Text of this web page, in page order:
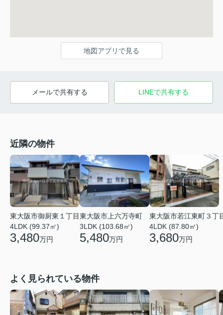
地図アプリで見る
メールで共有する LINEで共有する
近隣の物件
東大阪市御厨東１丁目
4LDK (99.37㎡)
3,480万円
東大阪市上六万寺町
3LDK (103.68㎡)
5,480万円
東大阪市若江東町３丁
4LDK (87.80㎡)
3,680万円
よく見られている物件